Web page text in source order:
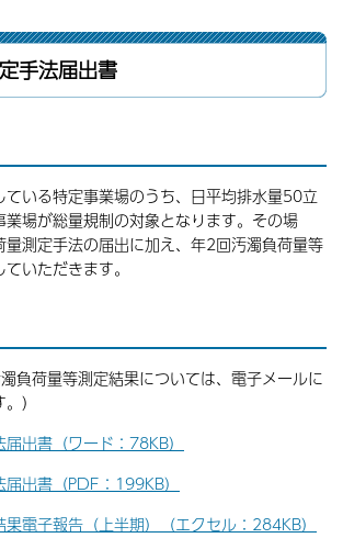
手法届出書
いる特定事業場のうち、日平均排水量50立
場が総量規制の対象となります。その場
測定手法の届出に加え、年2回汚濁負荷量等
いただきます。
負荷量等測定結果については、電子メールに
）
出書（ワード：78KB）
出書（PDF：199KB）
電子報告（上半期）（エクセル：284KB）